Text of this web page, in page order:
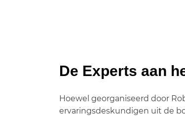
De Experts aan
Hoewel georganiseerd door
ervaringsdeskundigen uit de